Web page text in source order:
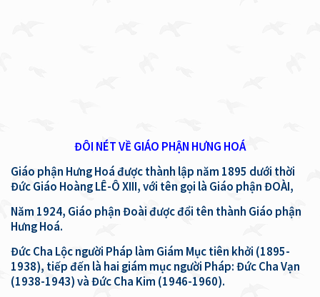
ĐÔI NÉT VỀ GIÁO PHẬN HƯNG HOÁ
Giáo phận Hưng Hoá được thành lập năm 1895 dưới thời
Đức Giáo Hoàng LÊ-Ô XIII, với tên gọi là Giáo phận ĐOÀI,
Năm 1924, Giáo phận Đoài được đổi tên thành Giáo phận
Hưng Hoá.
Đức Cha Lộc người Pháp làm Giám Mục tiên khởi (1895-
1938), tiếp đến là hai giám mục người Pháp: Đức Cha Vạn
(1938-1943) và Đức Cha Kim (1946-1960).